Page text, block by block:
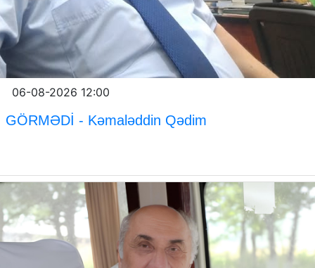
06-08-2026 12:00
GÖRMƏDİ - Kəmaləddin Qədim